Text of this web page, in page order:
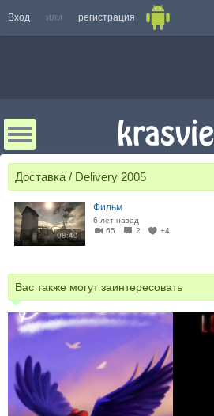
Вход или регистрация
Доставка / Delivery 2005
08:40
Фильм
6 лет назад
65
2 +4
Вас также могут заинтересовать